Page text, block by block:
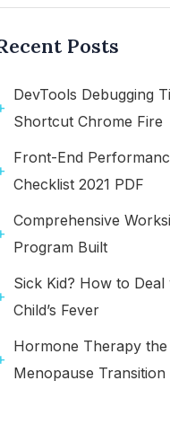
Posts
DevTools Debugging
Shortcut Chrome Fire
Front-End
Checklist 2021 PDF
Comprehensive
Program Built
Sick Kid? How to Deal
Child’s Fever
Hormone Therapy the
Menopause Transition